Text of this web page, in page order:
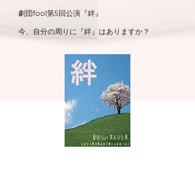
劇団fool第5回公演『絆』
今、自分の周りに『絆』はありますか？